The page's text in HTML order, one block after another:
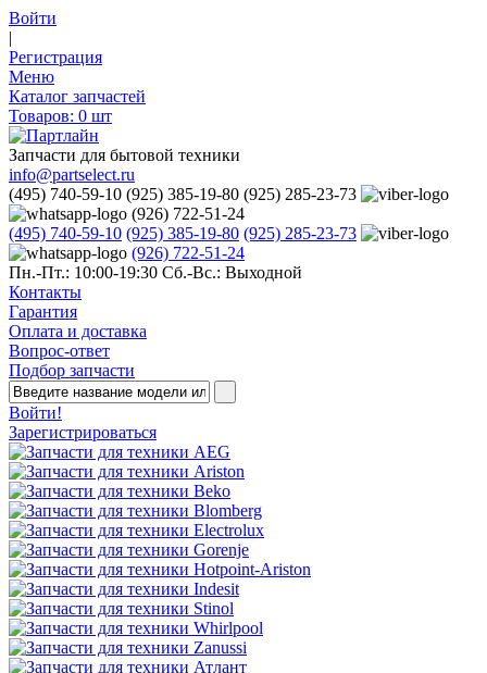
Войти
|
Регистрация
Меню
Каталог запчастей
Товаров: 0 шт
Запчасти для бытовой техники
info@partselect.ru
(495) 740-59-10 (925) 385-19-80 (925) 285-23-73
(926) 722-51-24
(495) 740-59-10 (925) 385-19-80 (925) 285-23-73
(926) 722-51-24
Пн.-Пт.: 10:00-19:30 Сб.-Вс.: Выходной
Контакты
Гарантия
Оплата и доставка
Вопрос-ответ
Подбор запчасти
Войти!
Зарегистрироваться